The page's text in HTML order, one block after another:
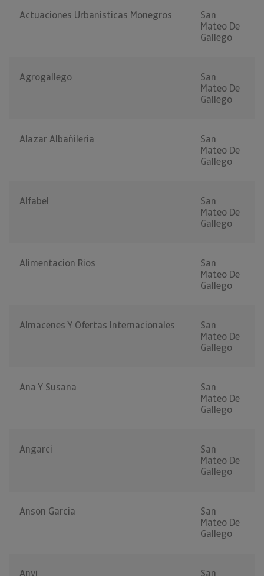
Actuaciones Urbanisticas Monegros
San
Mateo De
Gallego
Agrogallego
San
Mateo De
Gallego
Alazar Albañileria
San
Mateo De
Gallego
Alfabel
San
Mateo De
Gallego
Alimentacion Rios
San
Mateo De
Gallego
Almacenes Y Ofertas Internacionales
San
Mateo De
Gallego
Ana Y Susana
San
Mateo De
Gallego
Angarci
San
Mateo De
Gallego
Anson Garcia
San
Mateo De
Gallego
Anvi
San